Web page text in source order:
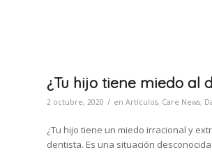
¿Tu hijo tiene miedo al
2 octubre, 2020 / en Artículos, Care News,
¿Tu hijo tiene un miedo irracional y
dentista. Es una situación